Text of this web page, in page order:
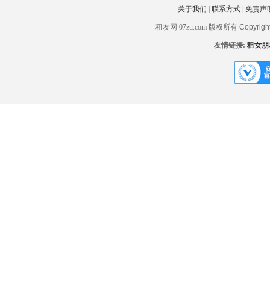
关于我们 |联系方式 |免责声
租友网 07zu.com 版权所有
友情链接:租女